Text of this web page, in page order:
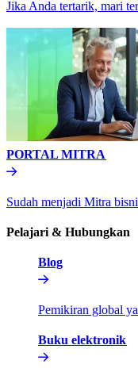
Jika Anda tertarik, mari
PORTAL MITRA​​
Sudah menjadi Mitra
Pelajari & Hubungkan​​
Blog​​
Pemikiran global
Buku elektronik​​